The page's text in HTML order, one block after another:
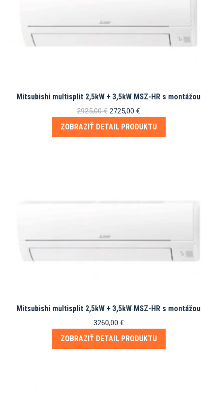
Mitsubishi multisplit 2,5kW + 3,5kW MSZ-HR s montážou
2925,00€ Pôvodná
cena
2725,00 €Aktuálna
cena
ZOBRAZIŤ DETAIL PRODUKTU
Mitsubishi multisplit 2,5kW + 3,5kW MSZ-HR s montážou
3260,00 €
ZOBRAZIŤ DETAIL PRODUKTU